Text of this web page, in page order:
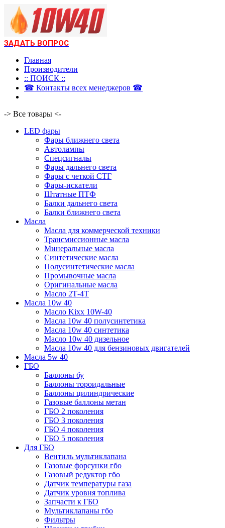
ЗАДАТЬ ВОПРОС
Главная
Производители
:: ПОИСК ::
☎ Контакты всех менеджеров ☎
-> Все товары <-
LED фары
Фары ближнего света
Автолампы
Спецсигналы
Фары дальнего света
Фары с четкой СТГ
Фары-искатели
Штатные ПТФ
Балки дальнего света
Балки ближнего света
Масла
Масла для коммерческой техники
Трансмиссионные масла
Минеральные масла
Синтетические масла
Полусинтетические масла
Промывочные масла
Оригинальные масла
Масло 2Т-4Т
Масла 10w 40
Mасло Kixx 10W-40
Масла 10w 40 полусинтетика
Масла 10w 40 синтетика
Масло 10w 40 дизельное
Масла 10w 40 для бензиновых двигателей
Масла 5w 40
ГБО
Баллоны бу
Баллоны тороидальные
Баллоны цилиндрические
Газовые баллоны метан
ГБО 2 поколения
ГБО 3 поколения
ГБО 4 поколения
ГБО 5 поколения
Для ГБО
Вентиль мультиклапана
Газовые форсунки гбо
Газовый редуктор гбо
Датчик температуры газа
Датчик уровня топлива
Запчасти к ГБО
Мультиклапаны гбо
Фильтры